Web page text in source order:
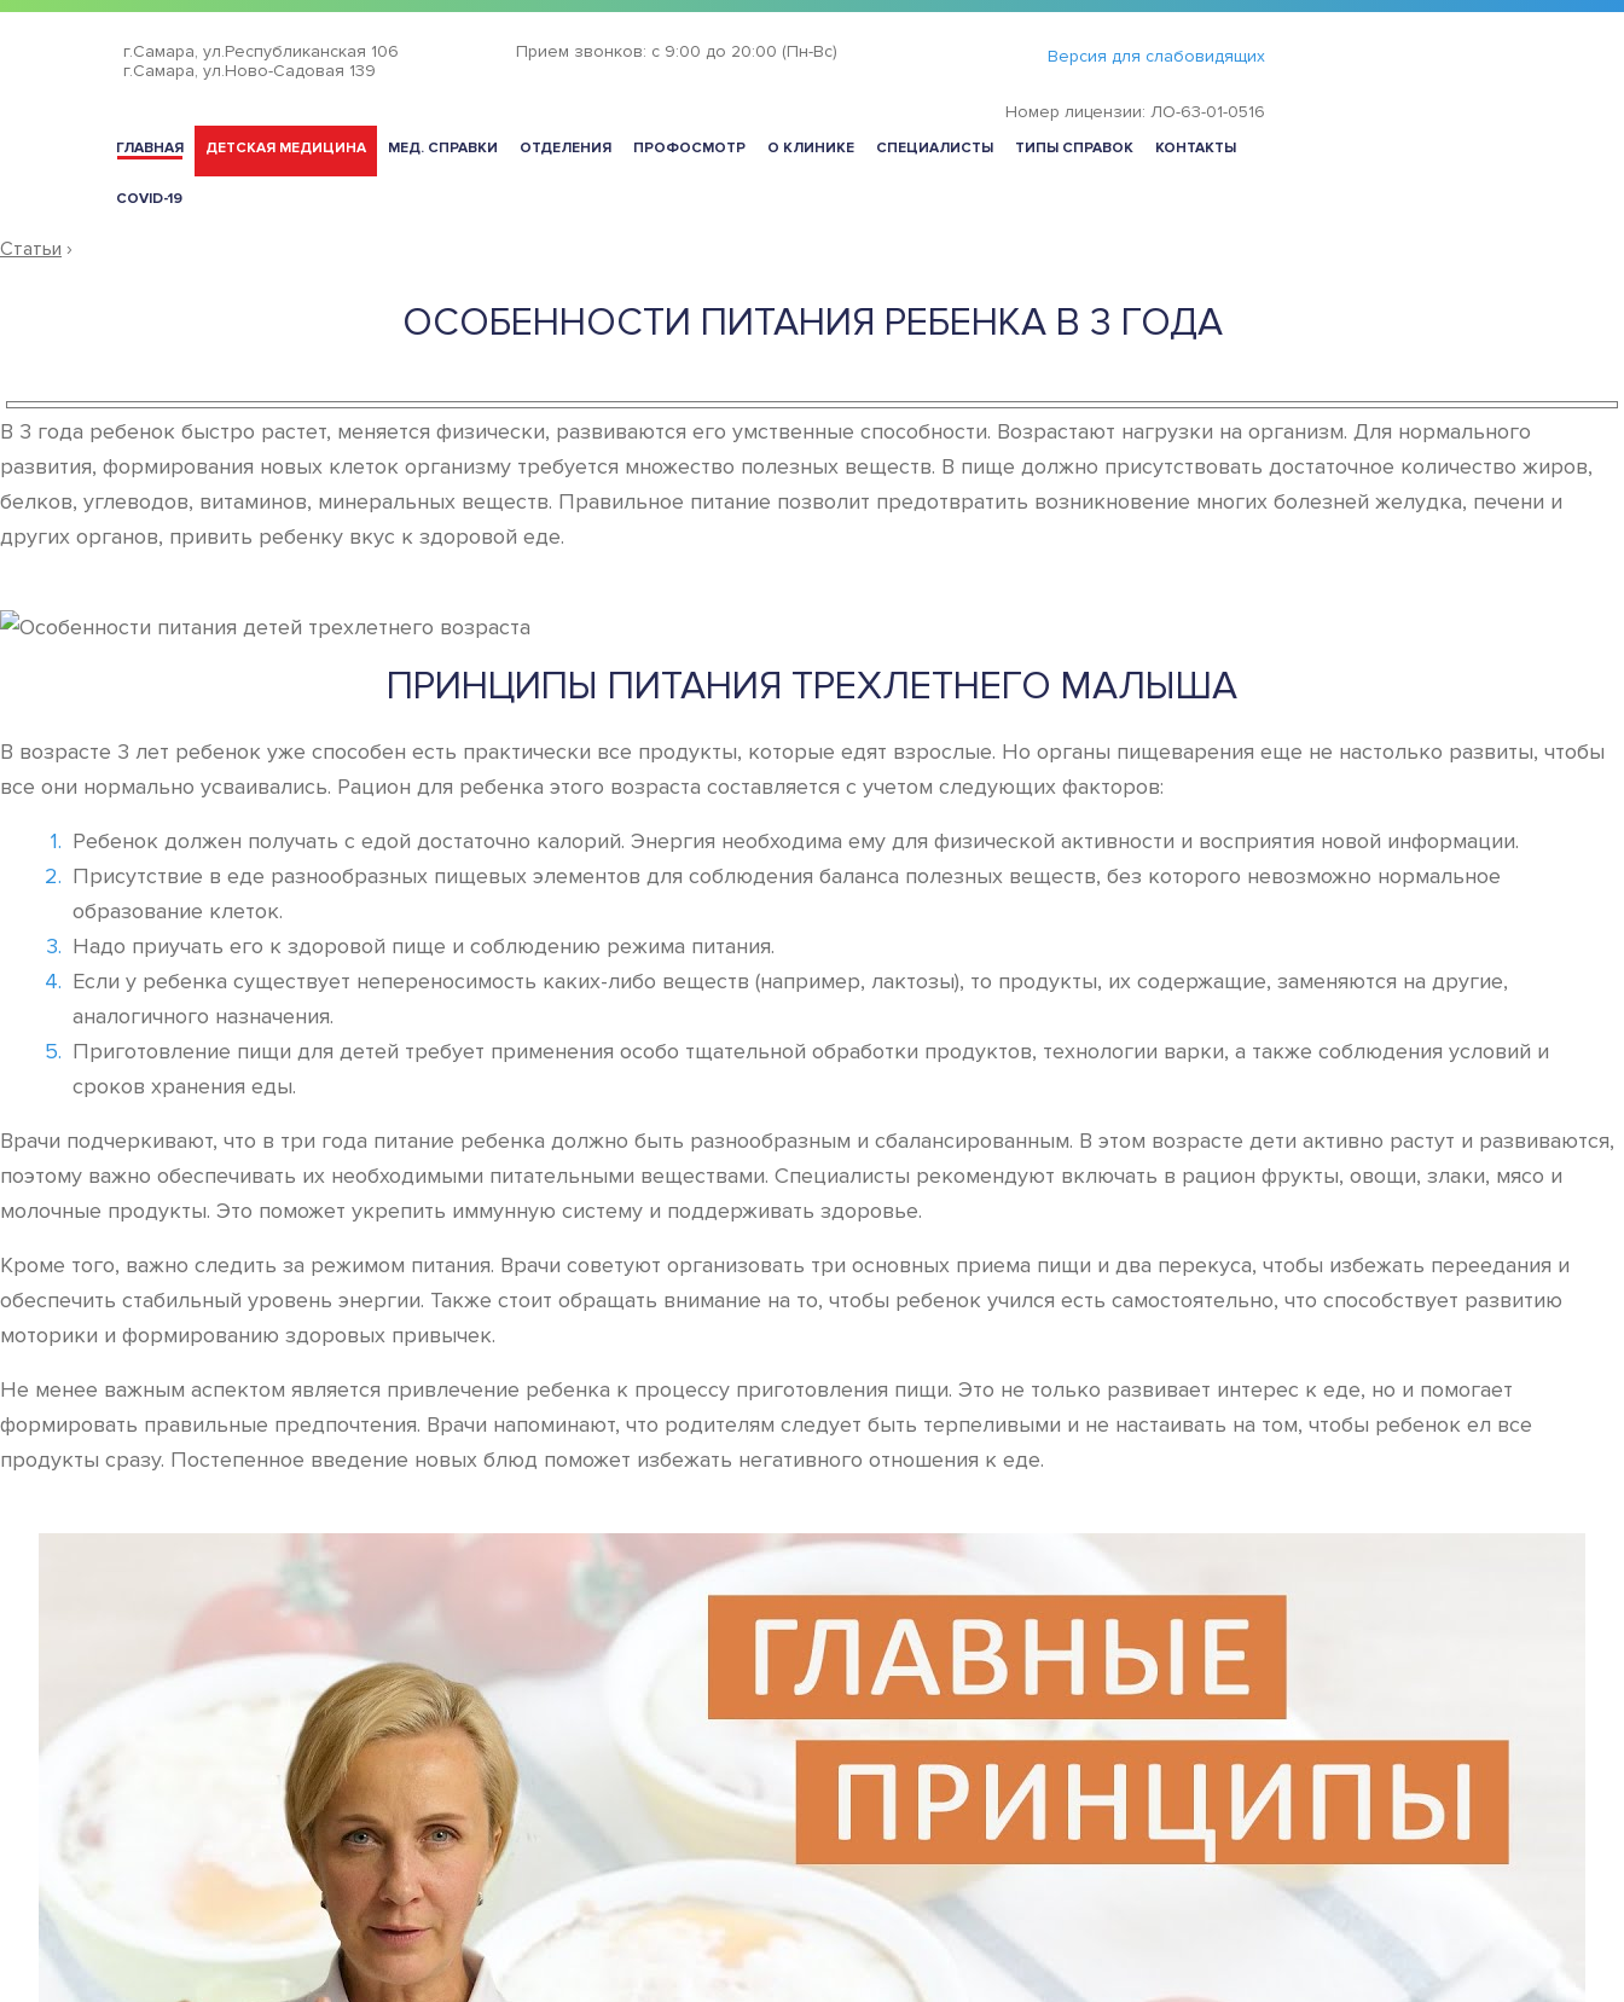
г.Самара, ул.Республиканская 106
г.Самара, ул.Ново-Садовая 139
Прием звонков: с 9:00 до 20:00 (Пн-Вс) Версия для слабовидящих
Номер лицензии: ЛО-63-01-0516
ГЛАВНАЯ ДЕТСКАЯ МЕДИЦИНА МЕД. СПРАВКИ ОТДЕЛЕНИЯ ПРОФОСМОТР О КЛИНИКЕ СПЕЦИАЛИСТЫ ТИПЫ СПРАВОК КОНТАКТЫ
COVID-19
Статьи ›
ОСОБЕННОСТИ ПИТАНИЯ РЕБЕНКА В 3 ГОДА
В 3 года ребенок быстро растет, меняется физически, развиваются его умственные способности. Возрастают нагрузки на организм. Для нормального
развития, формирования новых клеток организму требуется множество полезных веществ. В пище должно присутствовать достаточное количество жиров,
белков, углеводов, витаминов, минеральных веществ. Правильное питание позволит предотвратить возникновение многих болезней желудка, печени и
других органов, привить ребенку вкус к здоровой еде.
ПРИНЦИПЫ ПИТАНИЯ ТРЕХЛЕТНЕГО МАЛЫША
В возрасте 3 лет ребенок уже способен есть практически все продукты, которые едят взрослые. Но органы пищеварения еще не настолько развиты, чтобы
все они нормально усваивались. Рацион для ребенка этого возраста составляется с учетом следующих факторов:
Ребенок должен получать с едой достаточно калорий. Энергия необходима ему для физической активности и восприятия новой информации.
Присутствие в еде разнообразных пищевых элементов для соблюдения баланса полезных веществ, без которого невозможно нормальное
образование клеток.
Надо приучать его к здоровой пище и соблюдению режима питания.
Если у ребенка существует непереносимость каких-либо веществ (например, лактозы), то продукты, их содержащие, заменяются на другие,
аналогичного назначения.
Приготовление пищи для детей требует применения особо тщательной обработки продуктов, технологии варки, а также соблюдения условий и
сроков хранения еды.
Врачи подчеркивают, что в три года питание ребенка должно быть разнообразным и сбалансированным. В этом возрасте дети активно растут и развиваются,
поэтому важно обеспечивать их необходимыми питательными веществами. Специалисты рекомендуют включать в рацион фрукты, овощи, злаки, мясо и
молочные продукты. Это поможет укрепить иммунную систему и поддерживать здоровье.
Кроме того, важно следить за режимом питания. Врачи советуют организовать три основных приема пищи и два перекуса, чтобы избежать переедания и
обеспечить стабильный уровень энергии. Также стоит обращать внимание на то, чтобы ребенок учился есть самостоятельно, что способствует развитию
моторики и формированию здоровых привычек.
Не менее важным аспектом является привлечение ребенка к процессу приготовления пищи. Это не только развивает интерес к еде, но и помогает
формировать правильные предпочтения. Врачи напоминают, что родителям следует быть терпеливыми и не настаивать на том, чтобы ребенок ел все
продукты сразу. Постепенное введение новых блюд поможет избежать негативного отношения к еде.